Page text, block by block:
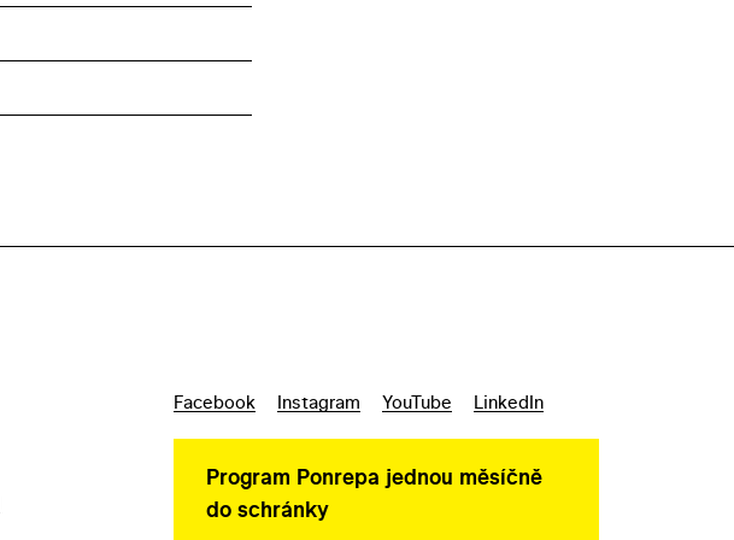
Facebook Instagram YouTube LinkedIn
Program Ponrepa jednou měsíčně
do schránky